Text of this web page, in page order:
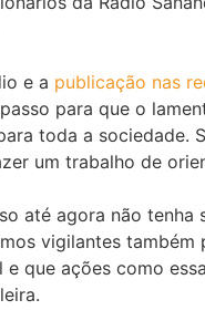
e a publicação nas
para que o
toda a sociedade.
um trabalho de
até agora não tenha
vigilantes também
que ações como